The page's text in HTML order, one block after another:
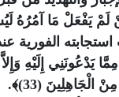
لَمْ يَفْعَلْ مَا آمُرُهُ
الفورية
يَدْعُونَنِي إِلَيْهِ
(33)﴾.